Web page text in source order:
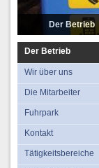
Der Betrieb
Wir über uns
Die Mitarbeiter
Fuhrpark
Kontakt
Grundsätze der
Der Betrieb
Wir über uns
Die Mitarbeiter
Fuhrpark
Kontakt
Tätigkeitsbereiche